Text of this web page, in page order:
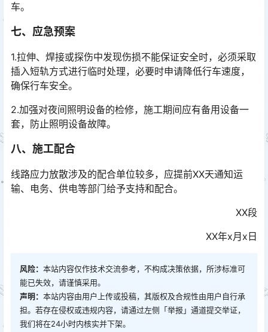
车。
七、应急预案
1.拉伸、焊接或探伤中发现伤损不能保证安全时，必须采取
插入短轨方式进行临时处理，必要时申请降低行车速度，
确保行车安全。
2.加强对夜间照明设备的检修，施工期间应有备用设备一
套，防止照明设备故障。
八、施工配合
线路应力放散涉及的配合单位较多，应提前XX天通知运
输、电务、供电等部门给予支持和配合。
XX段
XX年x月x日
风险： 本站内容仅作技术交流参考，不构成决策依据，所涉标准可
能已失效，请谨慎采用。
声明： 本站内容由用户上传或投稿，其版权及合规性由用户自行承
担。若存在侵权或违规内容，请通过左侧「举报」通道提交举证，
我们将在24小时内核实并下架。